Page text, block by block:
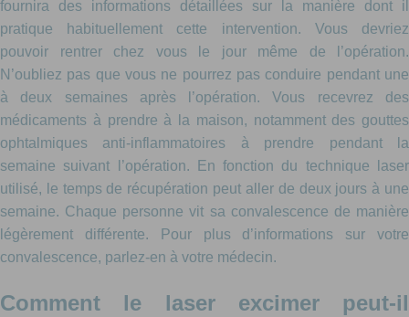
fournira des informations détaillées sur la manière dont il
pratique habituellement cette intervention. Vous devriez
pouvoir rentrer chez vous le jour même de l’opération.
N’oubliez pas que vous ne pourrez pas conduire pendant une
à deux semaines après l’opération. Vous recevrez des
médicaments à prendre à la maison, notamment des gouttes
ophtalmiques anti-inflammatoires à prendre pendant la
semaine suivant l’opération. En fonction du technique laser
utilisé, le temps de récupération peut aller de deux jours à une
semaine. Chaque personne vit sa convalescence de manière
légèrement différente. Pour plus d’informations sur votre
convalescence, parlez-en à votre médecin.
Comment le laser excimer peut-il